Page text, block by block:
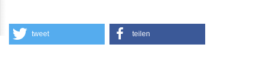
tweet teilen